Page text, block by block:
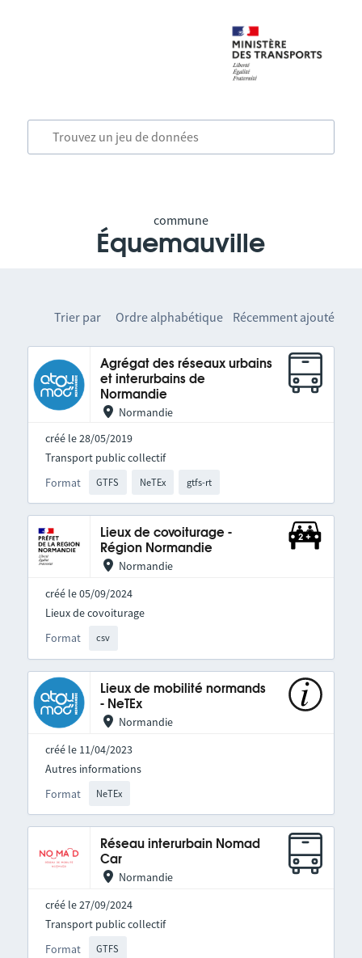
commune
Équemauville
Trier par Ordre alphabétique Récemment ajouté
Agrégat des réseaux urbains
et interurbains de
Normandie
Normandie
créé le 28/05/2019
Format GTFS NeTEx gtfs-rt
Transport public collectif
Lieux de covoiturage -
Région Normandie
Normandie
créé le 05/09/2024
Format csv
Lieux de covoiturage
Lieux de mobilité normands
- NeTEx
Normandie
créé le 11/04/2023
Format NeTEx
Autres informations
Réseau interurbain Nomad
Car
Normandie
créé le 27/09/2024
Format GTFS
Transport public collectif